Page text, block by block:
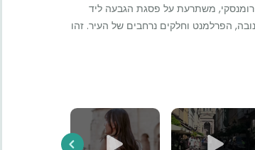
רומנסקי, משתרעת על פסגת הגבעה ליד
הפרלמנט וחלקים נרחבים של העיר. זהו